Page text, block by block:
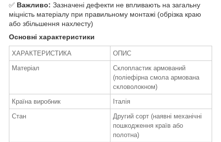
✅ Важливо: Зазначені дефекти не впливають на загальну
міцність матеріалу при правильному монтажі (обрізка краю
або збільшення нахлесту)
Основні характеристики
ХАРАКТЕРИСТИКА
ОПИС
Матеріал
Склопластик армований
(поліефірна смола армована
скловолокном)
Країна виробник
Італія
Стан
Другий сорт (наявні механічні
пошкодження країв або
полотна)